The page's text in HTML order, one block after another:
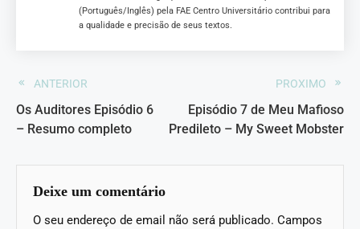
(Português/Inglês) pela FAE Centro Universitário contribui para
a qualidade e precisão de seus textos.
ANTERIOR
Os Auditores Episódio 6
– Resumo completo
PROXIMO
Episódio 7 de Meu Mafioso
Predileto – My Sweet Mobster
Deixe um comentário
O seu endereço de email não será publicado. Campos